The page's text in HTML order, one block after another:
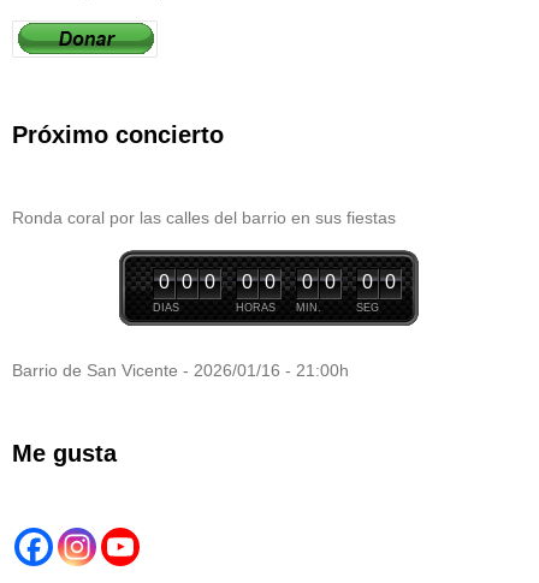
Próximo concierto
Ronda coral por las calles del barrio en sus fiestas
DIAS
0 0 0
HORAS
0 0
MIN.
0 0
SEG
0 0
Barrio de San Vicente - 2026/01/16 - 21:00h
Me gusta